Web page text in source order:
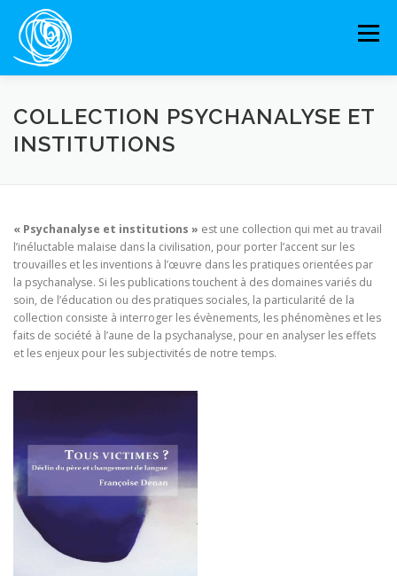
contenu
Menu
ACCUEIL OUVRAGES RESSOURCES
COLLECTION PSYCHANALYSE ET
INSTITUTIONS
« Psychanalyse et institutions » est une collection qui met au travail
l’inéluctable malaise dans la civilisation, pour porter l’accent sur les
trouvailles et les inventions à l’œuvre dans les pratiques orientées par
la psychanalyse. Si les publications touchent à des domaines variés du
soin, de l’éducation ou des pratiques sociales, la particularité de la
collection consiste à interroger les évènements, les phénomènes et les
faits de société à l’aune de la psychanalyse, pour en analyser les effets
et les enjeux pour les subjectivités de notre temps.